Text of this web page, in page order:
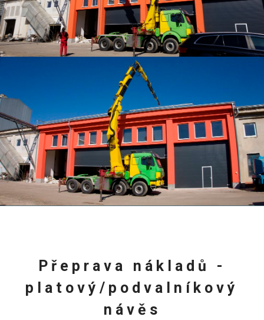
Přeprava nákladů -
platový/podvalníkový
návěs